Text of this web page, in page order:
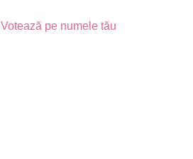
Votează pe numele tău